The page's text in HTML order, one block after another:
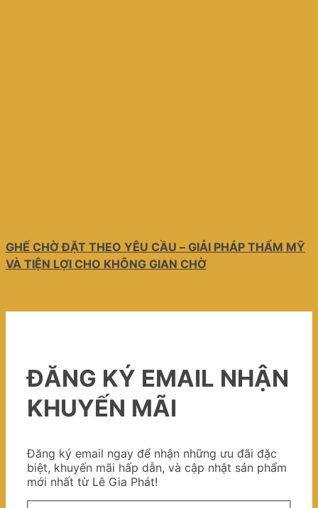
GHẾ CHỜ ĐẶT THEO YÊU CẦU – GIẢI PHÁP THẨM MỸ
VÀ TIỆN LỢI CHO KHÔNG GIAN CHỜ
ĐĂNG KÝ EMAIL NHẬN
KHUYẾN MÃI
Đăng ký email ngay để nhận những ưu đãi đặc
biệt, khuyến mãi hấp dẫn, và cập nhật sản phẩm
mới nhất từ Lê Gia Phát!